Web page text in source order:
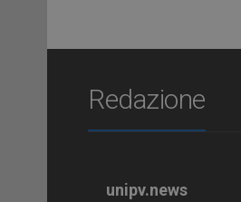
Redazione
unipv.news